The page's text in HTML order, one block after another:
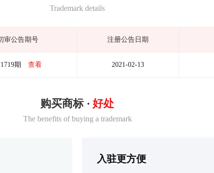
Trademark details
审公告期号 注册公告日期
期 查看 2021-02-13
购买商标 · 好处
The benefits of buying a trademark
入驻更方便